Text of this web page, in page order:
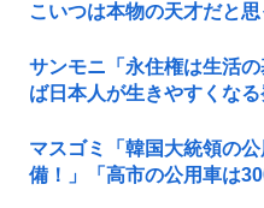
こいつは本物の天才だと
サンモニ「永住権は生活
ば日本人が生きやすくなる
マスゴミ「韓国大統領の
備！」「高市の公用車は